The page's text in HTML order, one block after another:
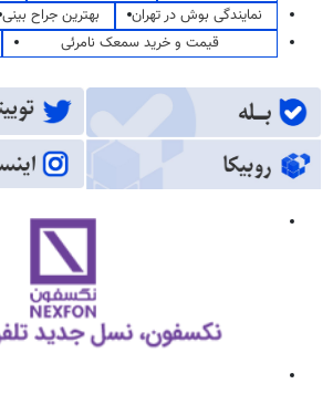
نمایندگی بوش در تهران
بهترین جراح بینی
قیمت و خرید سمعک نامرئی